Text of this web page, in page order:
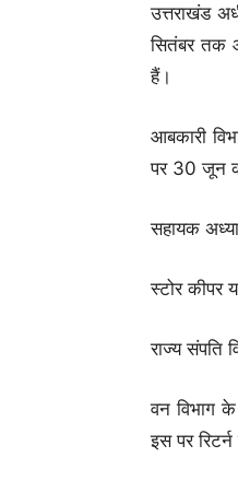
उत्तराखंड
सितंबर तक
हैं।
आबकारी
पर 30 जून को
सहायक
स्टोर कीपर
राज्य संपति
वन विभाग के
इस पर रिटर्न